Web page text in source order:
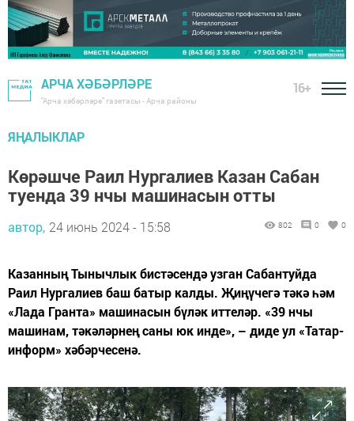
АРЧА ХӘБӘРЛӘРЕ
"Арча хәбәрләре" газетасы - Арча районы
16+
ЯҢАЛЫКЛАР
Көрәшче Раил Нургалиев Казан Сабан
туенда 39 нчы машинасын отты
автор, 24 июнь 2024 - 15:58 802 0 0
Казанның Тынычлык бистәсендә узган Сабантуйда
Раил Нургалиев баш батыр калды. Җиңүчегә тәкә һәм
«Лада Гранта» машинасын бүләк иттеләр. «39 нчы
машинам, тәкәләрнең саны юк инде», – диде ул «Татар-
информ» хәбәрчесенә.